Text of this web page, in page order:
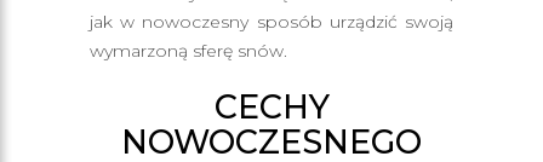
jak w nowoczesny sposób urządzić swoją
wymarzoną sferę snów.
CECHY
NOWOCZESNEGO